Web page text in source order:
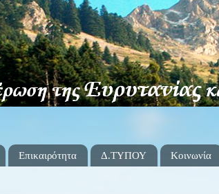
Επικαιρότητα Δ.ΤΥΠΟΥ Κοινωνία